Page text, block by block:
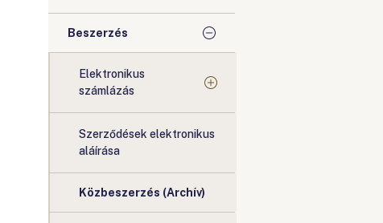
Beszerzés
Elektronikus
számlázás
Szerződések elektronikus
aláírása
Közbeszerzés (Archív)